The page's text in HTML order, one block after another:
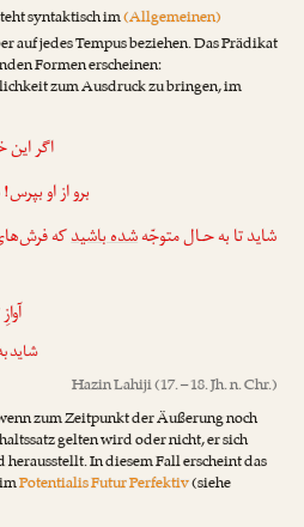
syntaktisch im(Allgemeinen)
auf jedes Tempus beziehen. Das Prädikat
Formen erscheinen:
zum Ausdruck zu bringen, im
اگر
برو از او
شاید تا به حـال متوجّهشده باشیدکه
شاید
Hazin Lahiji(17. – 18. Jh. n. Chr.)
zum Zeitpunkt der Äußerung noch
gelten wird oder nicht, er sich
In diesem Fall erscheint das
Potentialis Futur Perfektiv(siehe